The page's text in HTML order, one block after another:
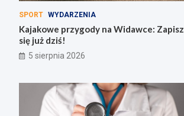
SPORT WYDARZENIA
Kajakowe przygody na Widawce: Zapisz
się już dziś!
5 sierpnia 2026